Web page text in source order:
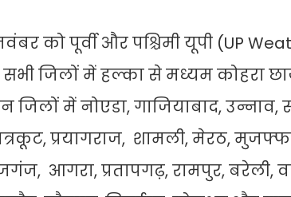
को पूर्वी और पश्चिमी यूपी (UP
जिलों में हल्का से मध्यम कोहरा
में नोएडा, गाजियाबाद, उन्नाव,
प्रयागराज, शामली, मेरठ,
आगरा, प्रतापगढ़, रामपुर, बरेली,